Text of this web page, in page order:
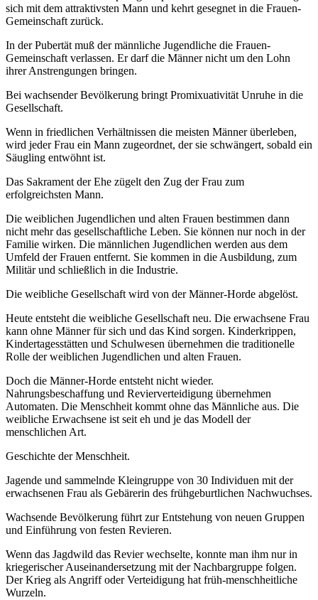
sich mit dem attraktivsten Mann und kehrt gesegnet in die Frauen-
Gemeinschaft zurück.
In der Pubertät muß der männliche Jugendliche die Frauen-
Gemeinschaft verlassen. Er darf die Männer nicht um den Lohn
ihrer Anstrengungen bringen.
Bei wachsender Bevölkerung bringt Promixuativität Unruhe in die
Gesellschaft.
Wenn in friedlichen Verhältnissen die meisten Männer überleben,
wird jeder Frau ein Mann zugeordnet, der sie schwängert, sobald ein
Säugling entwöhnt ist.
Das Sakrament der Ehe zügelt den Zug der Frau zum
erfolgreichsten Mann.
Die weiblichen Jugendlichen und alten Frauen bestimmen dann
nicht mehr das gesellschaftliche Leben. Sie können nur noch in der
Familie wirken. Die männlichen Jugendlichen werden aus dem
Umfeld der Frauen entfernt. Sie kommen in die Ausbildung, zum
Militär und schließlich in die Industrie.
Die weibliche Gesellschaft wird von der Männer-Horde abgelöst.
Heute entsteht die weibliche Gesellschaft neu. Die erwachsene Frau
kann ohne Männer für sich und das Kind sorgen. Kinderkrippen,
Kindertagesstätten und Schulwesen übernehmen die traditionelle
Rolle der weiblichen Jugendlichen und alten Frauen.
Doch die Männer-Horde entsteht nicht wieder.
Nahrungsbeschaffung und Revierverteidigung übernehmen
Automaten. Die Menschheit kommt ohne das Männliche aus. Die
weibliche Erwachsene ist seit eh und je das Modell der
menschlichen Art.
Geschichte der Menschheit.
Jagende und sammelnde Kleingruppe von 30 Individuen mit der
erwachsenen Frau als Gebärerin des frühgeburtlichen Nachwuchses.
Wachsende Bevölkerung führt zur Entstehung von neuen Gruppen
und Einführung von festen Revieren.
Wenn das Jagdwild das Revier wechselte, konnte man ihm nur in
kriegerischer Auseinandersetzung mit der Nachbargruppe folgen.
Der Krieg als Angriff oder Verteidigung hat früh-menschheitliche
Wurzeln.